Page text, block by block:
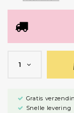
1
Gratis
Snelle levering